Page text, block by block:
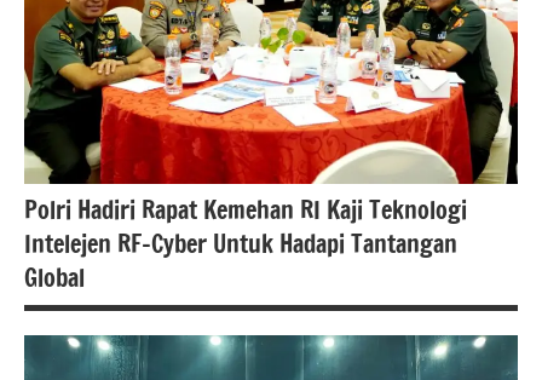
berita
nasional
polri
Polri Hadiri Rapat Kemehan RI Kaji Teknologi
Intelejen RF-Cyber Untuk Hadapi Tantangan
Global
#Berita